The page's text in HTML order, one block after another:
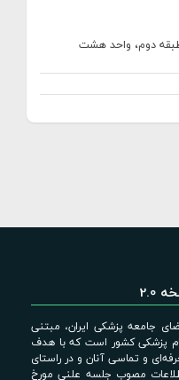
دوم، واحد هشت
جامعه پزشکی ایران، مبتنی
پزشکی کشور است که با هدف
و تماسی آنان و در راستای
مصوب جلسه علنی مورخ